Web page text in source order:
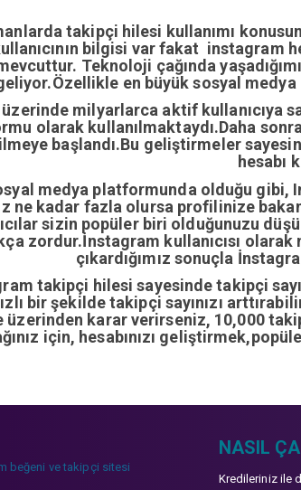
takipçi hilesi kullanımı
bilgisi var fakat instagram
Teknoloji çağında
en büyük sosyal
üzerinde milyarlarca aktif kullanıcıya
olarak kullanılmaktaydı.Daha
başlandı.Bu geliştirmeler
hesabı
medya platformunda olduğu gibi,
ne kadar fazla olursa profilinize
sizin popüler biri olduğunuzu
zordur.İnstagram kullanıcısı
çıkardığımız sonuçla
takipçi hilesi sayesinde takipçi
bir şekilde takipçi sayınızı
üzerinden karar verirseniz, 10,000
için, hesabınızı
beğeni ve takipçi sitesi
NASIL
Kredileriniz ile